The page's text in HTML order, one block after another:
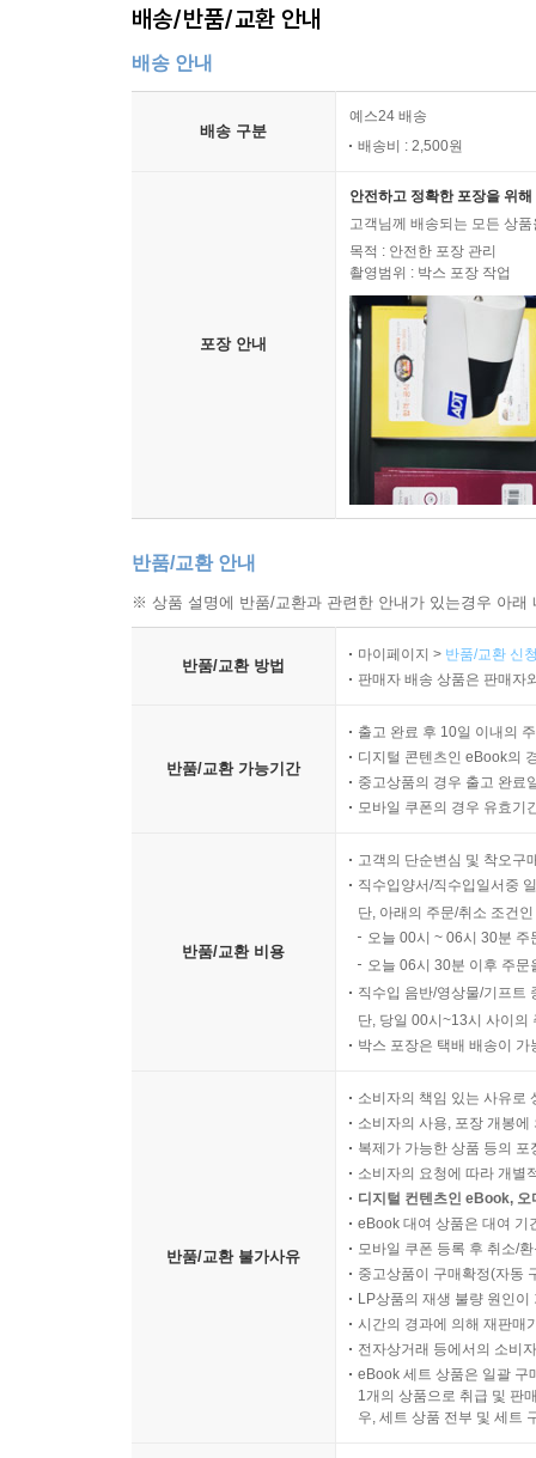
배송/반품/교환 안내
배송 안내
배송 구분
예스24 배송
배송비 : 2,500원
포장 안내
안전하고 정확한 포장을 위
고객님께 배송되는 모든 상
목적 : 안전한 포장 관리
촬영범위 : 박스 포장 작업
반품/교환 안내
※ 상품 설명에 반품/교환과 관련한 안내가 있는경우 아
반품/교환 방법
마이페이지 > 반품/교환 신
판매자 배송 상품은 판매자
반품/교환 가능기간
출고 완료 후 10일 이내의
디지털 콘텐츠인 eBook의
중고상품의 경우 출고 완료
모바일 쿠폰의 경우 유효기
반품/교환 비용
고객의 단순변심 및 착오구
직수입양서/직수입일서중
단, 아래의 주문/취소 조건
오늘 00시 ~ 06시 30분
오늘 06시 30분 이후 주
직수입 음반/영상물/기프트
단, 당일 00시~13시 사이의
박스 포장은 택배 배송이
반품/교환 불가사유
소비자의 책임 있는 사유로
소비자의 사용, 포장 개봉
복제가 가능한 상품 등의
소비자의 요청에 따라 개별
디지털 컨텐츠인 eBook,
eBook 대여 상품은 대여 기
모바일 쿠폰 등록 후 취소/
중고상품이 구매확정(자동
LP상품의 재생 불량 원인
시간의 경과에 의해 재판매
전자상거래 등에서의 소비
eBook 세트 상품은 일괄 구
1개의 상품으로 취급 및 판
우, 세트 상품 전부 및 세트